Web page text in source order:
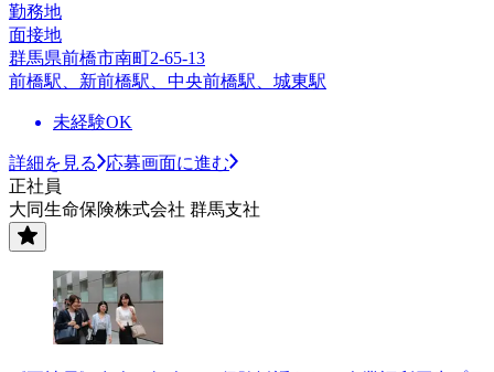
勤務地
面接地
群馬県前橋市南町2-65-13
前橋駅、新前橋駅、中央前橋駅、城東駅
未経験OK
詳細を見る
応募画面に進む
正社員
大同生命保険株式会社 群馬支社